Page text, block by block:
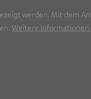
werden. Mit dem
Weitere Informationen